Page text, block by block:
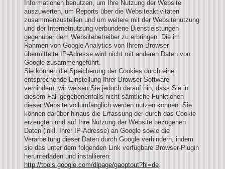
Informationen benutzen, um Ihre Nutzung der Website
auszuwerten, um Reports über die Websiteaktivitäten
zusammenzustellen und um weitere mit der Websitenutzung
und der Internetnutzung verbundene Dienstleistungen
gegenüber dem Websitebetreiber zu erbringen. Die im
Rahmen von Google Analytics von Ihrem Browser
übermittelte IP-Adresse wird nicht mit anderen Daten von
Google zusammengeführt.
Sie können die Speicherung der Cookies durch eine
entsprechende Einstellung Ihrer Browser-Software
verhindern; wir weisen Sie jedoch darauf hin, dass Sie in
diesem Fall gegebenenfalls nicht sämtliche Funktionen
dieser Website vollumfänglich werden nutzen können. Sie
können darüber hinaus die Erfassung der durch das Cookie
erzeugten und auf Ihre Nutzung der Website bezogenen
Daten (inkl. Ihrer IP-Adresse) an Google sowie die
Verarbeitung dieser Daten durch Google verhindern, indem
sie das unter dem folgenden Link verfügbare Browser-Plugin
herunterladen und installieren:
http://tools.google.com/dlpage/gaoptout?hl=de